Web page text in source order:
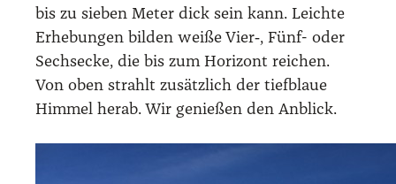
bis zu sie­ben Meter dick sein kann. Leich­te
Erhe­bun­gen bil­den wei­ße Vier‑, Fünf- oder
Sechs­ecke, die bis zum Hori­zont rei­chen.
Von oben strahlt zusätz­lich der tief­blaue
Him­mel her­ab. Wir genie­ßen den Anblick.